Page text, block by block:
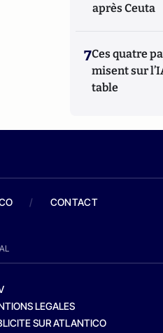
après Ceuta
7Ces quatre
misent sur
table
/ CONTACT
LEGALES
SUR ATLANTICO